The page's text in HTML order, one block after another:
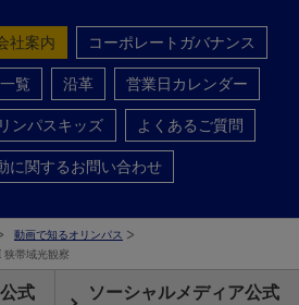
社案内
コーポレートガバナンス
覧
沿革
営業日カレンダー
ンパスキッズ
よくあるご質問
に関するお問い合わせ
動画で知るオリンパス
帯域光観察
式
ソーシャルメディア公式